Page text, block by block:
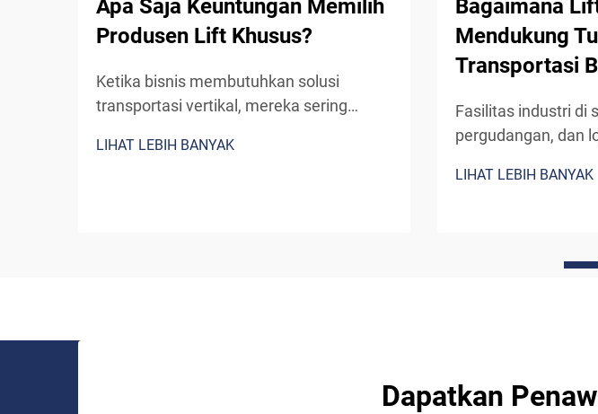
Apa Saja Keuntungan Memilih
Produsen Lift Khusus?
Ketika bisnis membutuhkan solusi
transportasi vertikal, mereka sering
sistem lift standar siap pakai atau
LIHAT LEBIH BANYAK
Bagaimana
Mendukung
Transportasi
Fasilitas industri di
pergudangan, dan
memindahkan
LIHAT LEBIH BANYAK
Dapatkan